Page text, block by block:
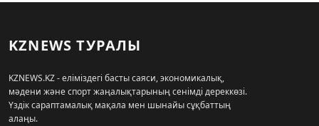
KZNEWS ТУРАЛЫ
KZNEWS.KZ - еліміздегі басты саяси, экономикалық,
мәдени және спорт жаңалықтарының сенімді дереккөзі.
Үздік сараптамалық мақала мен шынайы сұқбаттың
алаңы.